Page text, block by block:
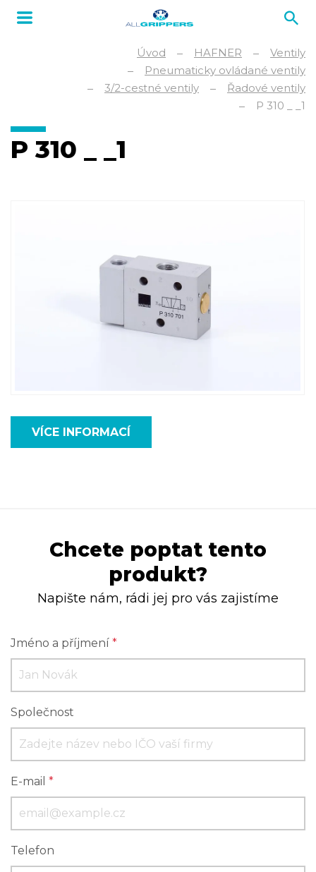
Úvod HAFNER
Ventily
Pneumaticky ovládané ventily
3/2-cestné ventily
Řadové ventily
P 310 _ _1
P 310 _ _1
VÍCE INFORMACÍ
Chcete poptat tento
produkt?
Napište nám, rádi jej pro vás zajistíme
Jméno a příjmení *
Společnost
E-mail *
Telefon